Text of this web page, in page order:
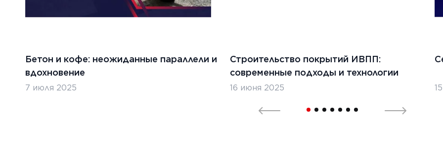
Бетон и кофе: неожиданные параллели и
вдохновение
7 июля 2025
Строительство покрытий ИВПП:
современные подходы и технологии
16 июня 2025